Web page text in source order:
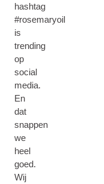
hashtag
#rosemaryoil
is
trending
op
social
media.
En
dat
snappen
we
heel
goed.
Wij